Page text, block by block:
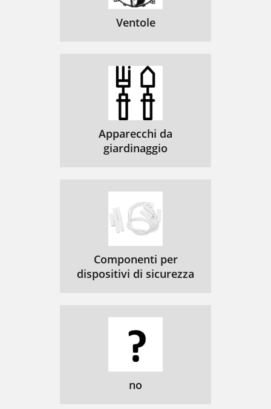
Ventole
Apparecchi da
giardinaggio
Componenti per
dispositivi di sicurezza
no